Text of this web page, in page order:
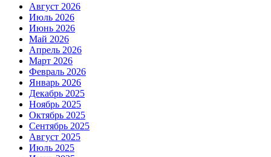
Август 2026
Июль 2026
Июнь 2026
Май 2026
Апрель 2026
Март 2026
Февраль 2026
Январь 2026
Декабрь 2025
Ноябрь 2025
Октябрь 2025
Сентябрь 2025
Август 2025
Июль 2025